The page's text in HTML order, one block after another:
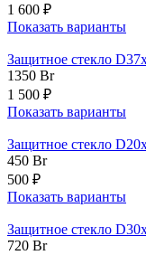
1 600 ₽
Показать варианты
Защитное стекло
1350 Br
1 500 ₽
Показать варианты
Защитное стекло
450 Br
500 ₽
Показать варианты
Защитное стекло
720 Br